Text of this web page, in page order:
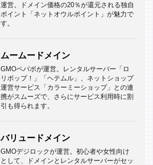
運営。ドメイン価格の20％が還元される独自
ポイント「ネットオウルポイント」が魅力で
す。
ムームードメイン
GMOペパボが運営。レンタルサーバー「ロ
リポップ！」「ヘテムル」、ネットショップ
運営サービス「カラーミーショップ」との連
携がスムーズで、さらにサービス利用時に割
引も得られます。
バリュードメイン
GMOデジロックが運営。初心者や女性向け
として、ドメインとレンタルサーバーがセッ